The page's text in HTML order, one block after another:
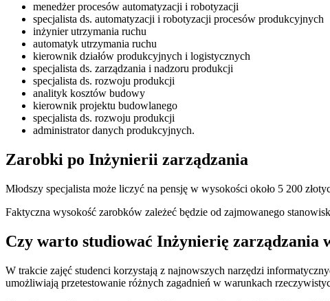
menedżer procesów automatyzacji i robotyzacji
specjalista ds. automatyzacji i robotyzacji procesów produkcyjnych
inżynier utrzymania ruchu
automatyk utrzymania ruchu
kierownik działów produkcyjnych i logistycznych
specjalista ds. zarządzania i nadzoru produkcji
specjalista ds. rozwoju produkcji
analityk kosztów budowy
kierownik projektu budowlanego
specjalista ds. rozwoju produkcji
administrator danych produkcyjnych.
Zarobki po Inżynierii zarządzania
Młodszy specjalista może liczyć na pensję w wysokości około 5 200
Faktyczna wysokość zarobków zależeć będzie od zajmowanego
Czy warto studiować Inżynierię zarządzania
W trakcie zajęć studenci korzystają z najnowszych narzędzi
umożliwiają przetestowanie różnych zagadnień w warunkach